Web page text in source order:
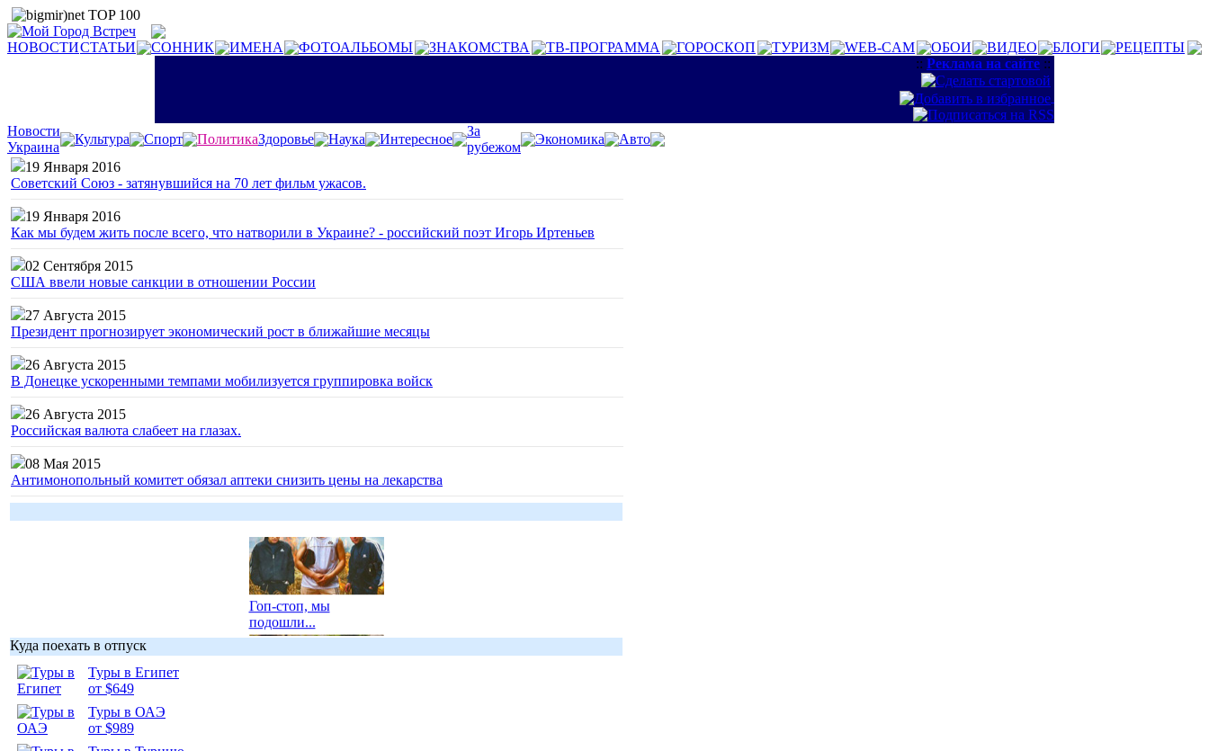
НОВОСТИСТАТЬИ СОННИК ИМЕНА ФОТОАЛЬБОМЫ ЗНАКОМСТВА ТВ-ПРОГРАММА ГОРОСКОП ТУРИЗМ WEB-CAM ОБОИ ВИДЕО БЛОГИ
РЕЦЕПТЫ
:: Реклама на сайте ::
Новости
Украина
Культура Спорт ПолитикаЗдоровье Наука Интересное
За
рубежом
Экономика
Авто
19 Января 2016
Советский Союз - затянувшийся на 70 лет фильм ужасов.
19 Января 2016
Как мы будем жить после всего, что натворили в Украине? - российский поэт Игорь Иртеньев
02 Сентября 2015
США ввели новые санкции в отношении России
27 Августа 2015
Президент прогнозирует экономический рост в ближайшие месяцы
26 Августа 2015
В Донецке ускоренными темпами мобилизуется группировка войск
26 Августа 2015
Российская валюта слабеет на глазах.
08 Мая 2015
Антимонопольный комитет обязал аптеки снизить цены на лекарства
Гоп-стоп, мы
подошли...
Куда поехать в отпуск
Туры в Египет
от $649
Туры в ОАЭ
от $989